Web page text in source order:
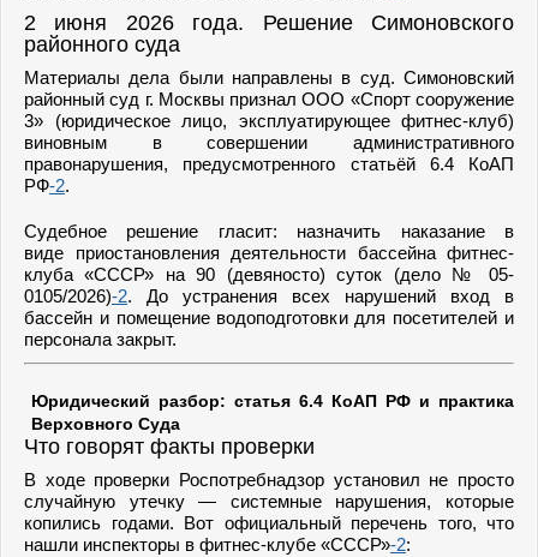
2 июня 2026 года. Решение Симоновского
районного суда
Материалы дела были направлены в суд. Симоновский
районный суд г. Москвы признал ООО «Спорт сооружение
3» (юридическое лицо, эксплуатирующее фитнес-клуб)
виновным в совершении административного
правонарушения, предусмотренного статьёй 6.4 КоАП
РФ-2.
Судебное решение гласит: назначить наказание в
виде приостановления деятельности бассейна фитнес-
клуба «СССР» на 90 (девяносто) суток (дело № 05-
0105/2026)-2. До устранения всех нарушений вход в
бассейн и помещение водоподготовки для посетителей и
персонала закрыт.
Юридический разбор: статья 6.4 КоАП РФ и практика
Верховного Суда
Что говорят факты проверки
В ходе проверки Роспотребнадзор установил не просто
случайную утечку — системные нарушения, которые
копились годами. Вот официальный перечень того, что
нашли инспекторы в фитнес-клубе «СССР»-2: